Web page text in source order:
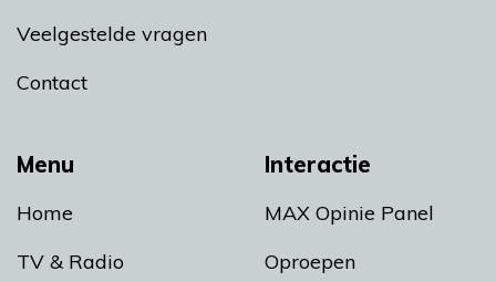
Menu
Home
TV & Radio
Interactie
MAX Opinie Panel
Oproepen
Veelgestelde vragen
Contact